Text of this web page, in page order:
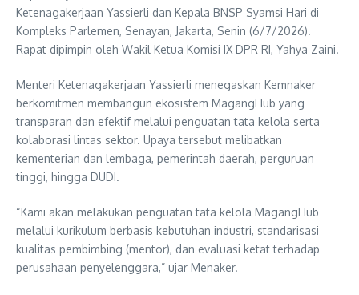
Ketenagakerjaan Yassierli dan Kepala BNSP Syamsi Hari di
Kompleks Parlemen, Senayan, Jakarta, Senin (6/7/2026).
Rapat dipimpin oleh Wakil Ketua Komisi IX DPR RI, Yahya Zaini.
Menteri Ketenagakerjaan Yassierli menegaskan Kemnaker
berkomitmen membangun ekosistem MagangHub yang
transparan dan efektif melalui penguatan tata kelola serta
kolaborasi lintas sektor. Upaya tersebut melibatkan
kementerian dan lembaga, pemerintah daerah, perguruan
tinggi, hingga DUDI.
“Kami akan melakukan penguatan tata kelola MagangHub
melalui kurikulum berbasis kebutuhan industri, standarisasi
kualitas pembimbing (mentor), dan evaluasi ketat terhadap
perusahaan penyelenggara,” ujar Menaker.